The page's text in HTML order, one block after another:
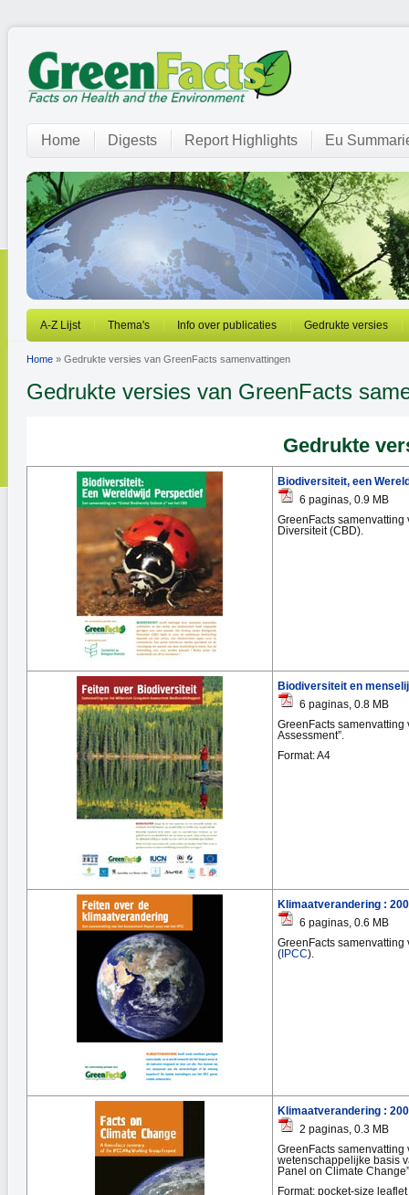
Home Digests Report Highlights Eu
A-Z Lijst Thema's Info over publicaties Gedrukte versies
Home » Gedrukte versies van GreenFacts samenvattingen
Gedrukte versies van GreenFacts
Gedrukte
Biodiversiteit, een
6 paginas, 0.9 MB
GreenFacts
Diversiteit (CBD).
Biodiversiteit en
6 paginas, 0.8 MB
GreenFacts
Assessment”.
Format: A4
Klimaatverandering :
6 paginas, 0.6 MB
GreenFacts
( IPCC).
Klimaatverandering :
2 paginas, 0.3 MB
GreenFacts
wetenschappelijke basis
Panel on Climate
Format: pocket-size